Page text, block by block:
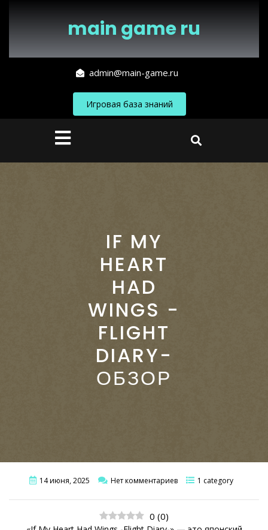
main game ru
admin@main-game.ru
Игровая база знаний
Кнопка
Открыть
IF MY
HEART
HAD
WINGS -
FLIGHT
DIARY-
ОБЗОР
14 июня, 2025 Нет комментариев 1 category
0 (0)